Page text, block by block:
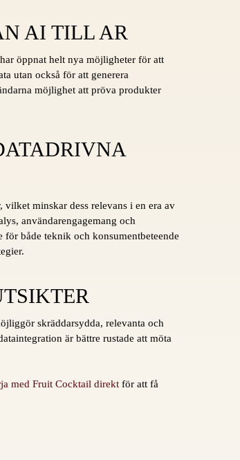
AI TILL AR
öppnat helt nya möjligheter för att
utan också för att generera
möjlighet att pröva produkter
minskar dess relevans i en era av
användarengagemang och
både teknik och konsumentbeteende
skräddarsydda, relevanta och
är bättre rustade att möta
med Fruit Cocktail direkt för att få